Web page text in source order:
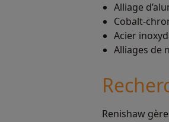
Alliage
Cobalt-
Acier
Alliages de
Renishaw